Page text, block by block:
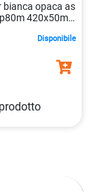
bianca opaca as
420x50mt
Disponibile